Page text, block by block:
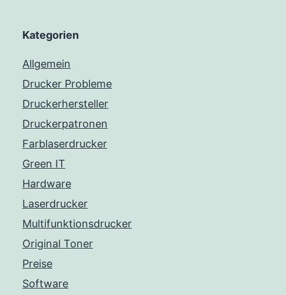
Kategorien
Allgemein
Drucker Probleme
Druckerhersteller
Druckerpatronen
Farblaserdrucker
Green IT
Hardware
Laserdrucker
Multifunktionsdrucker
Original Toner
Preise
Software